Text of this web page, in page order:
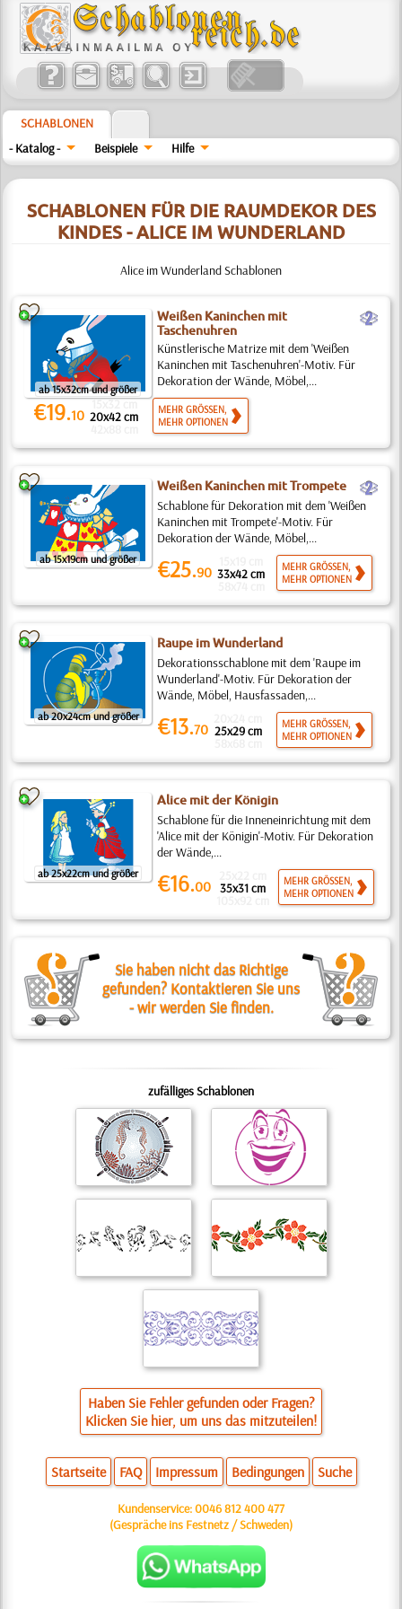
SCHABLONEN
- Katalog -
Beispiele Hilfe
SCHABLONEN FÜR DIE RAUMDEKOR DES
KINDES - ALICE IM WUNDERLAND
Alice im Wunderland Schablonen
ab 15x32cm und größer
Weißen Kaninchen mit
Taschenuhren
b
Künstlerische Matrize mit dem 'Weißen
Kaninchen mit Taschenuhren'-Motiv. Für
Dekoration der Wände, Möbel,...
€19.10
15x32 cm
20x42 cm
MEHR GRÖSSEN,
MEHR OPTIONEN
ab 15x19cm und größer
Weißen Kaninchen mit Trompete b
Schablone für Dekoration mit dem 'Weißen
Kaninchen mit Trompete'-Motiv. Für
Dekoration der Wände, Möbel,...
€25.90 33x42 cm
MEHR GRÖSSEN,
MEHR OPTIONEN
ab 20x24cm und größer
Raupe im Wunderland
Dekorationsschablone mit dem 'Raupe im
Wunderland'-Motiv. Für Dekoration der
Wände, Möbel, Hausfassaden,...
€13.70 25x29 cm
MEHR GRÖSSEN,
MEHR OPTIONEN
ab 25x22cm und größer
Alice mit der Königin
Schablone für die Inneneinrichtung mit dem
'Alice mit der Königin'-Motiv. Für Dekoration
der Wände,...
€16.00 35x31 cm
MEHR GRÖSSEN,
MEHR OPTIONEN
Sie haben nicht das Richtige
gefunden? Kontaktieren Sie uns
- wir werden Sie finden.
zufälliges Schablonen
Haben Sie Fehler gefunden oder Fragen?
Klicken Sie hier, um uns das mitzuteilen!
Startseite FAQ Impressum Bedingungen Suche
Kundenservice:0046 812 400 477
(Gespräche ins Festnetz / Schweden)